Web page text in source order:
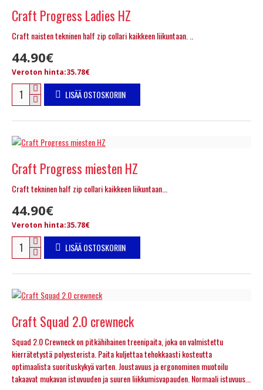
Craft Progress Ladies HZ
Craft naisten tekninen half zip collari kaikkeen liikuntaan. ..
44.90€
Veroton hinta:35.78€
LISÄÄ OSTOSKORIIN
Craft Progress miesten HZ
Craft tekninen half zip collari kaikkeen liikuntaan...
44.90€
Veroton hinta:35.78€
LISÄÄ OSTOSKORIIN
Craft Squad 2.0 crewneck
Squad 2.0 Crewneck on pitkähihainen treenipaita, joka on valmistettu
kierrätetystä polyesterista. Paita kuljettaa tehokkaasti kosteutta
optimaalista suorituskykyä varten. Joustavuus ja ergonominen muotoilu
takaavat mukavan istuvuuden ja suuren liikkumisvapauden. Normaali istuvuus...